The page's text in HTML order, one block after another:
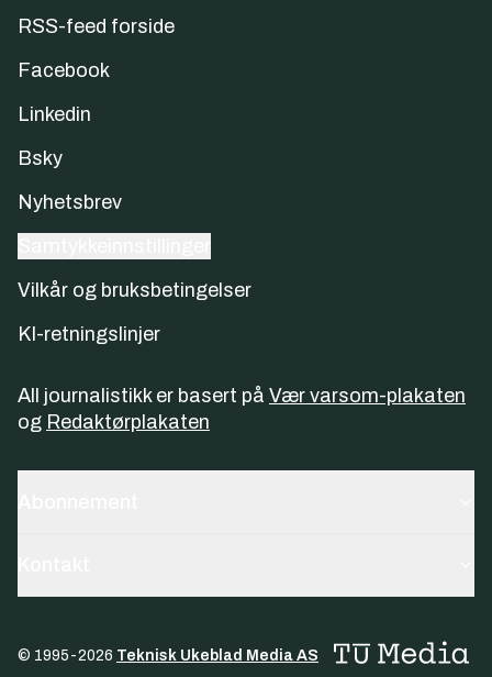
RSS-feed forside
Facebook
Linkedin
Bsky
Nyhetsbrev
Vilkår og bruksbetingelser
KI-retningslinjer
All journalistikk er basert på Vær varsom-plakaten
og Redaktørplakaten
© 1995-2026 Teknisk Ukeblad Media AS